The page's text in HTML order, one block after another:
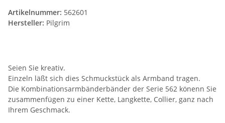
Artikelnummer: 562601
Hersteller: Pilgrim
Seien Sie kreativ.
Einzeln läßt sich dies Schmuckstück als Armband tragen.
Die Kombinationsarmbänderbänder der Serie 562 könenn Sie
zusammenfügen zu einer Kette, Langkette, Collier, ganz nach
Ihrem Geschmack.